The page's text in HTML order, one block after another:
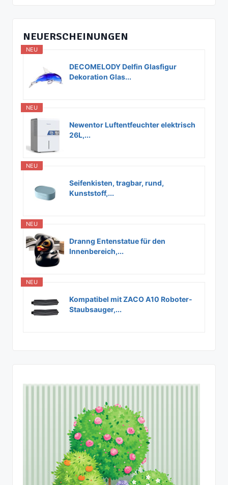
NEUERSCHEINUNGEN
NEU
DECOMELODY Delfin Glasfigur
Dekoration Glas...
NEU
Newentor Luftentfeuchter elektrisch
26L,...
NEU
Seifenkisten, tragbar, rund,
Kunststoff,...
NEU
Dranng Entenstatue für den
Innenbereich,...
NEU
Kompatibel mit ZACO A10 Roboter-
Staubsauger,...